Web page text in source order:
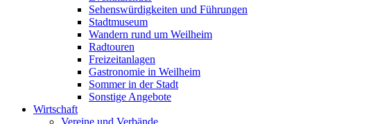
Sehenswürdigkeiten und Führungen
Stadtmuseum
Wandern rund um Weilheim
Radtouren
Freizeitanlagen
Gastronomie in Weilheim
Sommer in der Stadt
Sonstige Angebote
Wirtschaft
Vereine und Verbände